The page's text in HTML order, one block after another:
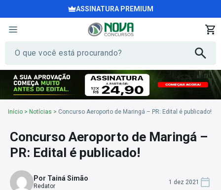
ASSINATURA PREMIUM
Início > Notícias > Concurso Aeroporto de Maringá – PR: Edital é publicado!
Concurso Aeroporto de Maringá –
PR: Edital é publicado!
Por Tainá Simão
Redator
1 dez 2021